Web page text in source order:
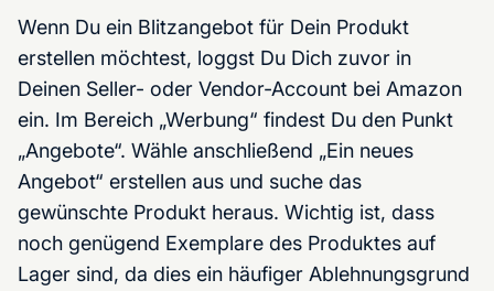
Wenn Du ein Blitzangebot für Dein Produkt
erstellen möchtest, loggst Du Dich zuvor in
Deinen Seller- oder Vendor-Account bei Amazon
ein. Im Bereich „Werbung“ findest Du den Punkt
„Angebote“. Wähle anschließend „Ein neues
Angebot“ erstellen aus und suche das
gewünschte Produkt heraus. Wichtig ist, dass
noch genügend Exemplare des Produktes auf
Lager sind, da dies ein häufiger Ablehnungsgrund